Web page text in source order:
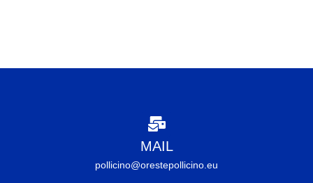
MAIL
pollicino@orestepollicino.eu